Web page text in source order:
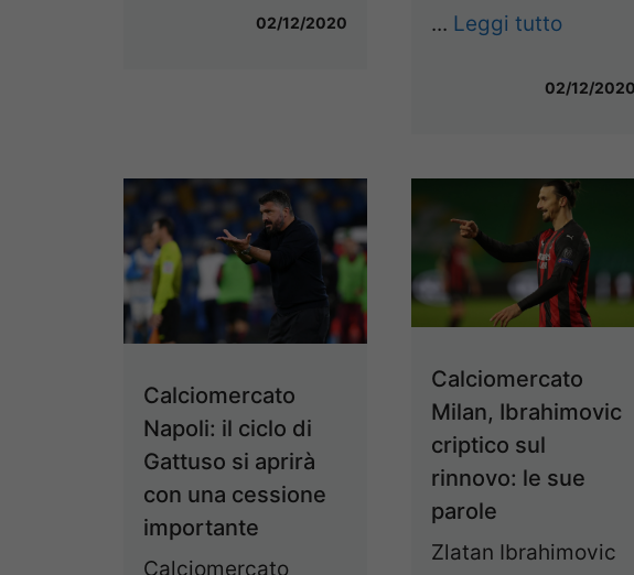
02/12/2020
... Leggi tutto
02/12/2020
Calciomercato
Napoli: il ciclo di
Gattuso si aprirà
con una cessione
importante
Calciomercato
Calciomercato
Milan, Ibrahimovic
criptico sul
rinnovo: le sue
parole
Zlatan Ibrahimovic